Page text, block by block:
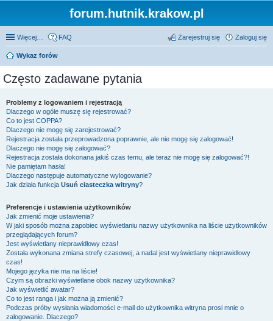
forum.hutnik.krakow.pl
Więcej… FAQ Zaloguj się
Zarejestruj się
Wykaz forów
Często zadawane pytania
Problemy z logowaniem i rejestracją
Dlaczego w ogóle muszę się rejestrować?
Co to jest COPPA?
Dlaczego nie mogę się zarejestrować?
Rejestracja została przeprowadzona poprawnie, ale nie mogę się zalogować!
Dlaczego nie mogę się zalogować?
Rejestracja została dokonana jakiś czas temu, ale teraz nie mogę się zalogować?!
Nie pamiętam hasła!
Dlaczego następuje automatyczne wylogowanie?
Jak działa funkcja Usuń ciasteczka witryny?
Preferencje i ustawienia użytkowników
Jak zmienić moje ustawienia?
W jaki sposób można zapobiec wyświetlaniu nazwy użytkownika na liście użytkowników
przeglądających forum?
Jest wyświetlany nieprawidłowy czas!
Została wykonana zmiana strefy czasowej, a nadal jest wyświetlany nieprawidłowy
czas!
Mojego języka nie ma na liście!
Czym są obrazki wyświetlane obok nazwy użytkownika?
Jak wyświetlić awatar?
Co to jest ranga i jak można ją zmienić?
Podczas próby wysłania wiadomości e-mail do użytkownika witryna prosi mnie o
zalogowanie. Dlaczego?